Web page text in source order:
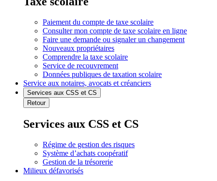
Paiement du compte de taxe scolaire
Consulter mon compte de taxe scolaire en ligne
Faire une demande ou signaler un changement
Nouveaux propriétaires
Comprendre la taxe scolaire
Service de recouvrement
Données publiques de taxation scolaire
Service aux notaires, avocats et créanciers
Services aux CSS et CS
Retour
Services aux CSS et CS
Régime de gestion des risques
Système d’achats coopératif
Gestion de la trésorerie
Milieux défavorisés